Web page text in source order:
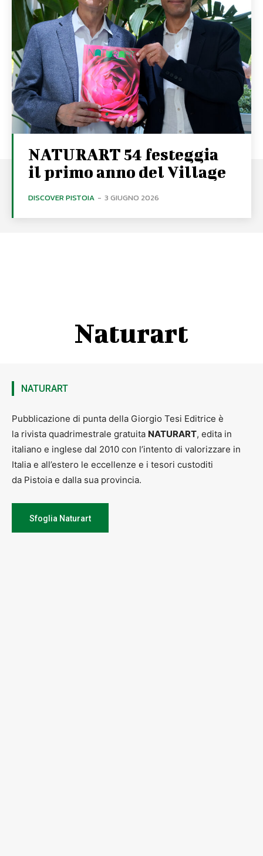
NATURART 54 festeggia
il primo anno del Village
DISCOVER PISTOIA - 3 GIUGNO 2026
Naturart
NATURART
Pubblicazione di punta della Giorgio Tesi Editrice è
la rivista quadrimestrale gratuita NATURART, edita in
italiano e inglese dal 2010 con l’intento di valorizzare in
Italia e all’estero le eccellenze e i tesori custoditi
da Pistoia e dalla sua provincia.
Sfoglia Naturart